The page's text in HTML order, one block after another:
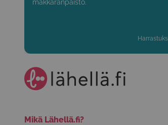
makkaranpaisto.
Mikä Lähellä.fi?